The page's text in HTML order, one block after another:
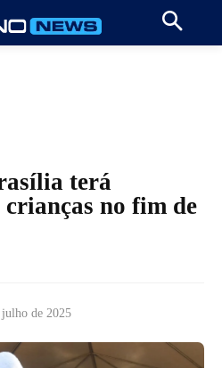
terá
no fim de
de 2025